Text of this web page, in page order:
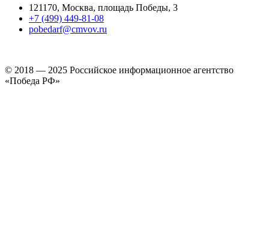
121170, Москва, площадь Победы, 3
+7 (499) 449-81-08
pobedarf@cmvov.ru
© 2018 — 2025 Российское информационное агентство
«Победа РФ»